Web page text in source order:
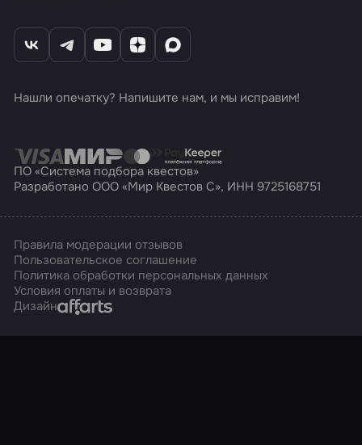
Нашли опечатку? Напишите нам, и мы исправим!
ПО «Система подбора квестов»
Разработано ООО «Мир Квестов С», ИНН 9725168751
Правила модерации отзывов
Пользовательское соглашение
Политика обработки персональных данных
Условия оплаты и возврата
ДизайнAffarts